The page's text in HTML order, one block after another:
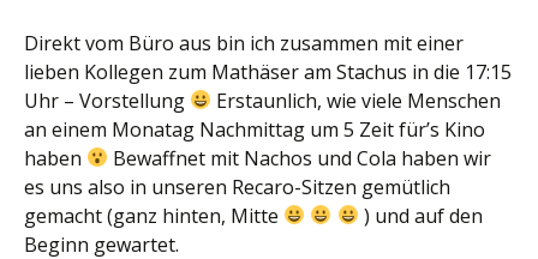
Direkt vom Büro aus bin ich zusammen mit einer
lieben Kollegen zum Mathäser am Stachus in die 17:15
Uhr – Vorstellung
Erstaunlich, wie viele Menschen
an einem Monatag Nachmittag um 5 Zeit für’s Kino
haben
Bewaffnet mit Nachos und Cola haben wir
es uns also in unseren Recaro-Sitzen gemütlich
gemacht (ganz hinten, Mitte
) und auf den
Beginn gewartet.